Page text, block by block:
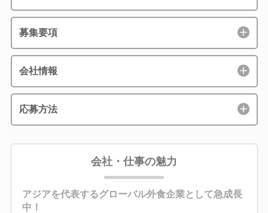
募集要項
会社情報
応募方法
会社・仕事の魅力
アジアを代表するグローバル外食企業として急成長
中！